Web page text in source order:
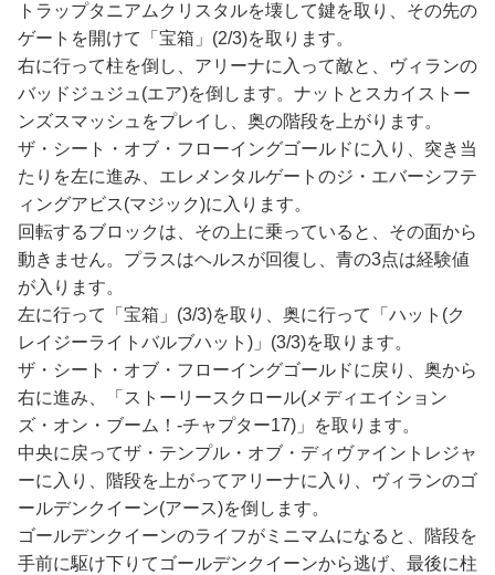
トラップタニアムクリスタルを壊して鍵を取り、その先の
ゲートを開けて「宝箱」(2/3)を取ります。
右に行って柱を倒し、アリーナに入って敵と、ヴィランの
バッドジュジュ(エア)を倒します。ナットとスカイストー
ンズスマッシュをプレイし、奥の階段を上がります。
ザ・シート・オブ・フローイングゴールドに入り、突き当
たりを左に進み、エレメンタルゲートのジ・エバーシフテ
ィングアビス(マジック)に入ります。
回転するブロックは、その上に乗っていると、その面から
動きません。プラスはヘルスが回復し、青の3点は経験値
が入ります。
左に行って「宝箱」(3/3)を取り、奥に行って「ハット(ク
レイジーライトバルブハット)」(3/3)を取ります。
ザ・シート・オブ・フローイングゴールドに戻り、奥から
右に進み、「ストーリースクロール(メディエイション
ズ・オン・ブーム！-チャプター17)」を取ります。
中央に戻ってザ・テンプル・オブ・ディヴァイントレジャ
ーに入り、階段を上がってアリーナに入り、ヴィランのゴ
ールデンクイーン(アース)を倒します。
ゴールデンクイーンのライフがミニマムになると、階段を
手前に駆け下りてゴールデンクイーンから逃げ、最後に柱